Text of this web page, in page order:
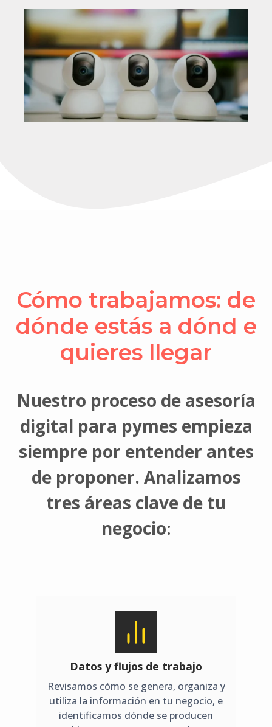
Cómo trabajamos: de
dónde estás a dónd e
quieres llegar
Nuestro proceso de asesoría
digital para pymes empieza
siempre por entender antes
de proponer. Analizamos
tres áreas clave de tu
negocio:
Datos y flujos de trabajo
Revisamos cómo se genera, organiza y
utiliza la información en tu negocio, e
identificamos dónde se producen